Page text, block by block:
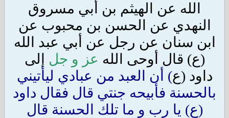
الله عن الهيثم بن أبي مسروق
النهدي عن الحسن بن محبوب عن
ابن سنان عن رجل عن أبي عبد الله
(ع) قال أوحى الله عز و جل
إلى
داود (ع) أن العبد من عبادي ليأتيني
بالحسنة فأبيحه جنتي قال فقال داود
(ع) يا رب و ما تلك الحسنة قال